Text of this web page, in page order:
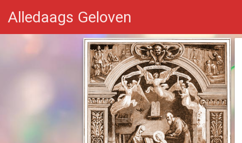
Alledaags Geloven